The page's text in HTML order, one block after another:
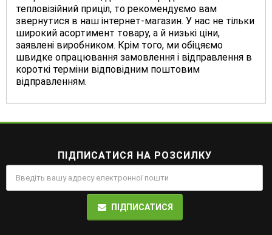
тепловізійний приціл, то рекомендуємо вам
звернутися в наш інтернет-магазин. У нас не тільки
широкий асортимент товару, а й низькі ціни,
заявлені виробником. Крім того, ми обіцяємо
швидке опрацювання замовлення і відправлення в
короткі терміни відповідним поштовим
відправленням.
ПІДПИСАТИСЯ НА РОЗСИЛКУ
ПІДПИСАТИСЯ